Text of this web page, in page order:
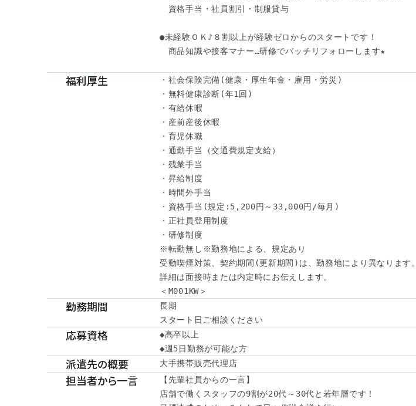
資格手当・社員割引・制服貸与
●未経験ＯＫ♪８割以上が経験ゼロからのスタートです！
商品知識や接客マナー…研修でバッチリフォローします★
福利厚生
・社会保険完備(健康・厚生年金・雇用・労災)
・無料健康診断(年1回)
・有給休暇
・産前産後休暇
・育児休職
・通勤手当（交通費規定支給）
・残業手当
・昇給制度
・時間外手当
・資格手当(規定:5,200円～33,000円/毎月)
・正社員登用制度
・研修制度
※転勤無し※勤務地による、規定あり
受動喫煙対策、契約期間(更新期間)は、勤務地により異なります。
詳細は面接時または内定時にお伝えします。
＜M001KW＞
勤務期間
長期
スタート日ご相談ください
応募資格
◆高卒以上
◆週5日勤務が可能な方
派遣先の概要 大手携帯販売代理店
担当者から一言
【先輩社員からの一言】
店舗で働くスタッフの9割が20代～30代と若年層です！